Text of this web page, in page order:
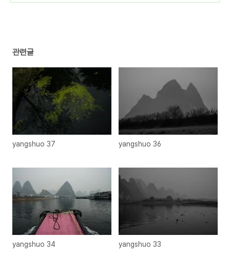
관련글
yangshuo 37 yangshuo 36
yangshuo 34 yangshuo 33